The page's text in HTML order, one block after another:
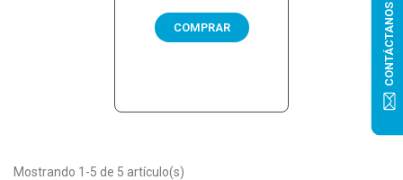
COMPRAR
Mostrando 1-5 de 5 artículo(s)
CONTÁCTANOS